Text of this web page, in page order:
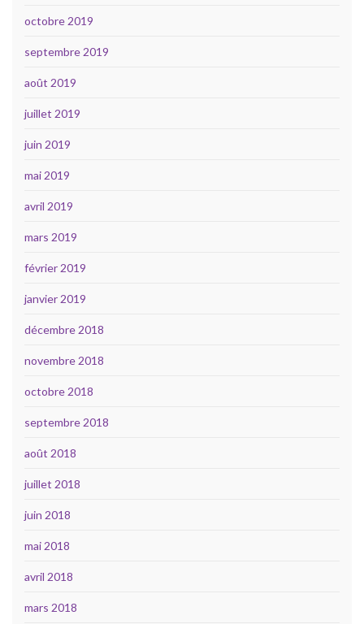
octobre 2019
septembre 2019
août 2019
juillet 2019
juin 2019
mai 2019
avril 2019
mars 2019
février 2019
janvier 2019
décembre 2018
novembre 2018
octobre 2018
septembre 2018
août 2018
juillet 2018
juin 2018
mai 2018
avril 2018
mars 2018